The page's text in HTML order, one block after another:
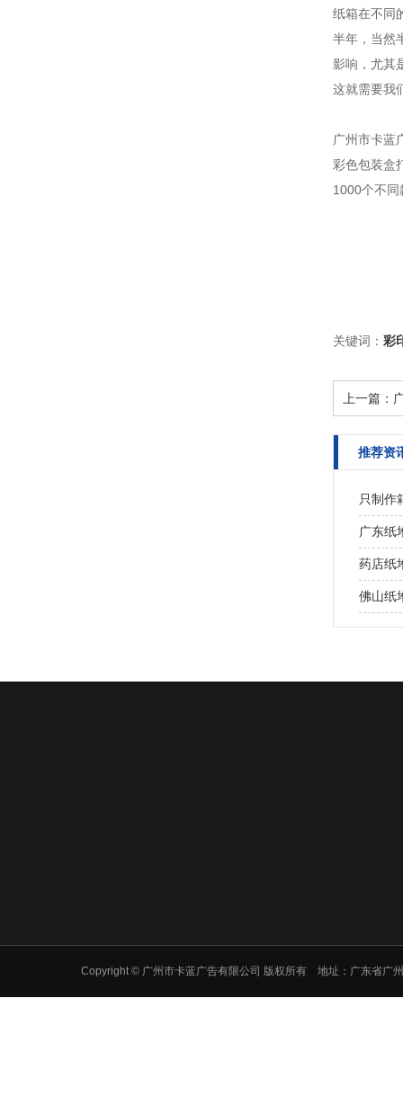
纸箱在不同
半年，当然
影响，尤其
这就需要我
广州市卡蓝
彩色包装盒
1000个不
关键词： 彩
上一篇：
推荐资
只制作
广东纸
药店纸
佛山纸
Copyright © 广州市卡蓝广告有限公司 版权所有 地址：广东省广